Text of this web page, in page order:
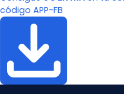
código APP-FB